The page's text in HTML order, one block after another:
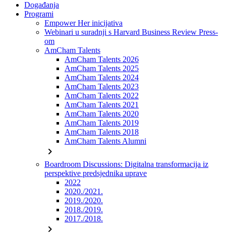
Događanja
Programi
Empower Her inicijativa
Webinari u suradnji s Harvard Business Review Press-
om
AmCham Talents
AmCham Talents 2026
AmCham Talents 2025
AmCham Talents 2024
AmCham Talents 2023
AmCham Talents 2022
AmCham Talents 2021
AmCham Talents 2020
AmCham Talents 2019
AmCham Talents 2018
AmCham Talents Alumni
chevron_right
Boardroom Discussions: Digitalna transformacija iz
perspektive predsjednika uprave
2022
2020./2021.
2019./2020.
2018./2019.
2017./2018.
chevron_right